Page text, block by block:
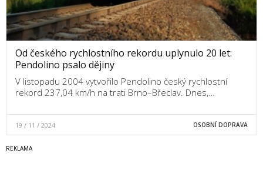
Od českého rychlostního rekordu uplynulo 20 let:
Pendolino psalo dějiny
V listopadu 2004 vytvořilo Pendolino český rychlostní
rekord 237,04 km/h na trati Brno–Břeclav. Dnes,…
19 / 11 / 2024 OSOBNÍ DOPRAVA